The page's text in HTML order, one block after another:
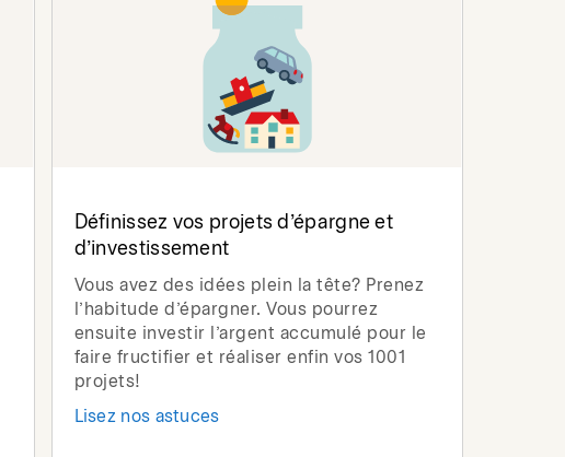
Définissez vos projets d’épargne et
d’investissement
Vous avez des idées plein la tête? Prenez
l’habitude d’épargner. Vous pourrez
ensuite investir l’argent accumulé pour le
faire fructifier et réaliser enfin vos 1001
projets!
Lisez nos astuces